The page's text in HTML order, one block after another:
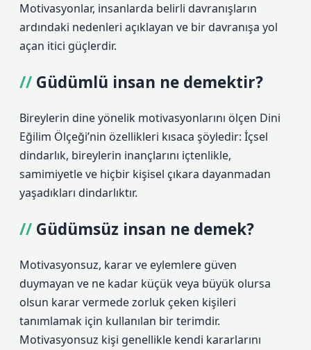
Motivasyonlar, insanlarda belirli davranışların
ardındaki nedenleri açıklayan ve bir davranışa yol
açan itici güçlerdir.
Güdümlü insan ne demektir?
Bireylerin dine yönelik motivasyonlarını ölçen Dini
Eğilim Ölçeği’nin özellikleri kısaca şöyledir: İçsel
dindarlık, bireylerin inançlarını içtenlikle,
samimiyetle ve hiçbir kişisel çıkara dayanmadan
yaşadıkları dindarlıktır.
Güdümsüz insan ne demek?
Motivasyonsuz, karar ve eylemlere güven
duymayan ve ne kadar küçük veya büyük olursa
olsun karar vermede zorluk çeken kişileri
tanımlamak için kullanılan bir terimdir.
Motivasyonsuz kişi genellikle kendi kararlarını